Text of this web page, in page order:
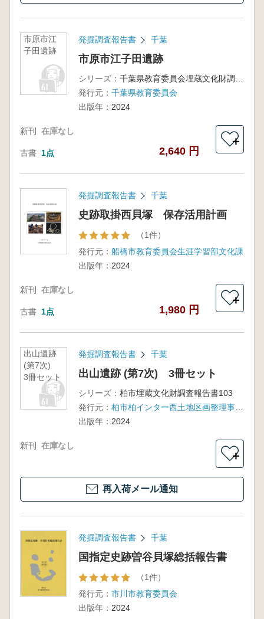
市原市江
子田遺跡
発掘調査報告書 千葉
市原市江子田遺跡
シリーズ：
発行元： 千葉県教育委員会
出版年： 2024
新刊 在庫なし
古書 1点 2,640 円
＋
発掘調査報告書 千葉
史跡取掛西貝塚 保存活用計画
（1件）
発行元： 船橋市教育委員会生涯学習部文化課
出版年： 2024
新刊 在庫なし
古書 1点 1,980 円
＋
出山遺跡
(第7次)
3冊セット
発掘調査報告書 千葉
出山遺跡 (第7次) 3冊セット
シリーズ： 柏市埋蔵文化財調査報告書103
発行元：
柏市柏インター西土地区画整理事業埋蔵文化財発掘調査共同企業体
出版年： 2024
新刊 在庫なし
＋
再入荷メール通知
発掘調査報告書 千葉
国指定史跡曽谷貝塚総括報告書
（1件）
発行元： 市川市教育委員会
出版年： 2024